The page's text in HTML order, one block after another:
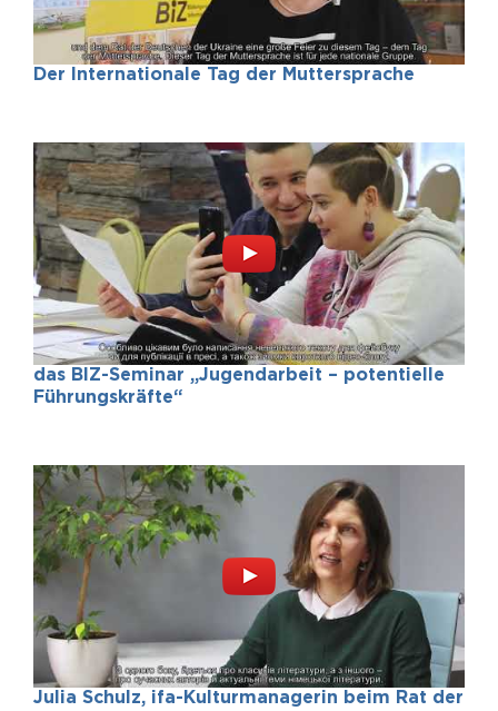
Der Internationale Tag der Muttersprache
das BIZ-Seminar „Jugendarbeit – potentielle
Führungskräfte“
Julia Schulz, ifa-Kulturmanagerin beim Rat der